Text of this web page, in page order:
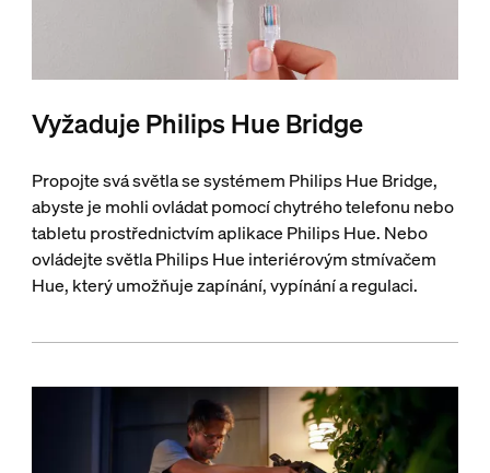
Vyžaduje Philips Hue Bridge
Propojte svá světla se systémem Philips Hue Bridge,
abyste je mohli ovládat pomocí chytrého telefonu nebo
tabletu prostřednictvím aplikace Philips Hue. Nebo
ovládejte světla Philips Hue interiérovým stmívačem
Hue, který umožňuje zapínání, vypínání a regulaci.